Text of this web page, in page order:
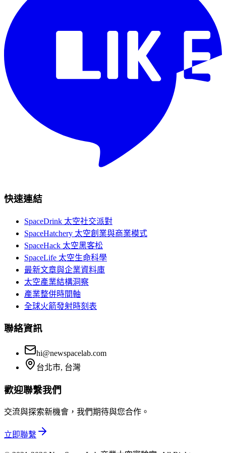
快速連結
SpaceDrink 太空社交派對
SpaceHatchery 太空創業與商業模式
SpaceHack 太空黑客松
SpaceLife 太空生命科學
最新文章與企業資料庫
太空產業結構洞察
產業整併時間軸
全球火箭發射時刻表
聯絡資訊
hi@newspacelab.com
台北市, 台灣
歡迎聯繫我們
交流與探索新機會，我們期待與您合作。
立即聯繫